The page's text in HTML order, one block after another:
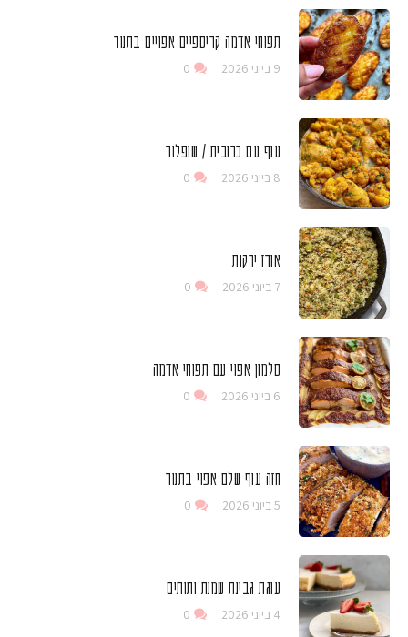
תפוחי אדמה קריספיים אפויים בתנור
9 ביוני 2026 0
עוף עם כרובית / שופלור
8 ביוני 2026 0
אורז ירקות
7 ביוני 2026 0
סלמון אפוי עם תפוחי אדמה
6 ביוני 2026 0
חזה עוף שלם אפוי בתנור
5 ביוני 2026 0
עוגת גבינת שמנת ותותים
4 ביוני 2026 0